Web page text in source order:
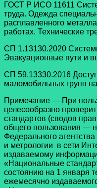
ГОСТ Р ИСО 11611
труда. Одежда
расплавленного
работах. Технические
СП 1.13130.2020
Эвакуационные пути и
СП 59.13330.2016
маломобильных групп
Примечание — При
целесообразно
стандартов (сводов
общего пользования —
Федерального
и метрологии в сети
издаваемому
«Национальные
состоянию на 1 января
ежемесячно